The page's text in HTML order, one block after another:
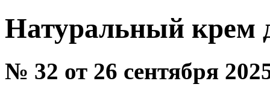
Натуральный крем
№ 32 от 26 сентября